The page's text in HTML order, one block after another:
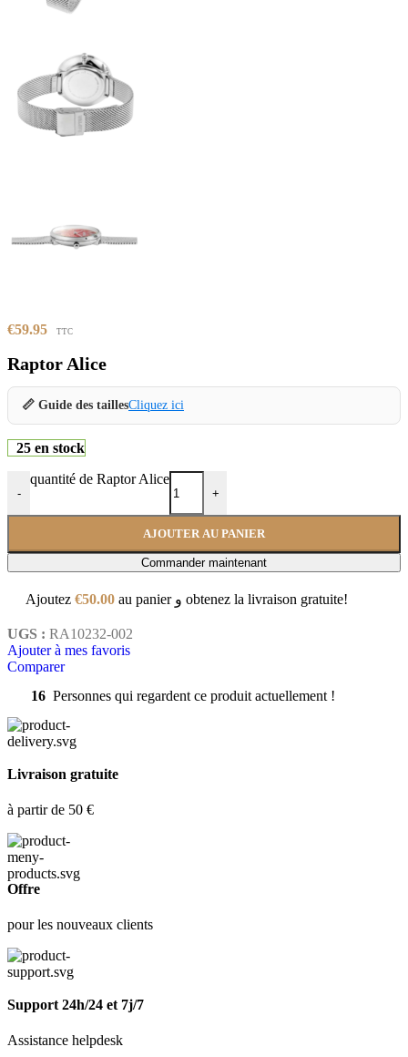
€59.95 TTC
Raptor Alice
📏 Guide des taillesCliquez ici
25 en stock
-
quantité de Raptor Alice
+
AJOUTER AU PANIER
Commander maintenant
Ajoutez €50.00 au panier و obtenez la livraison gratuite!
UGS : RA10232-002
Ajouter à mes favoris
Comparer
16 Personnes qui regardent ce produit actuellement !
Livraison gratuite
à partir de 50 €
Offre
pour les nouveaux clients
Support 24h/24 et 7j/7
Assistance helpdesk